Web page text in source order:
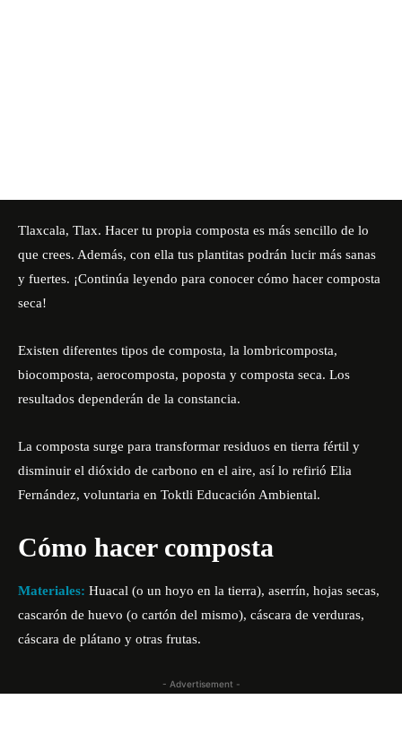
Tlaxcala, Tlax. Hacer tu propia composta es más sencillo de lo
que crees. Además, con ella tus plantitas podrán lucir más sanas
y fuertes. ¡Continúa leyendo para conocer cómo hacer composta
seca!
Existen diferentes tipos de composta, la lombricomposta,
biocomposta, aerocomposta, poposta y composta seca. Los
resultados dependerán de la constancia.
La composta surge para transformar residuos en tierra fértil y
disminuir el dióxido de carbono en el aire, así lo refirió Elia
Fernández, voluntaria en Toktli Educación Ambiental.
Cómo hacer composta
Materiales: Huacal (o un hoyo en la tierra), aserrín, hojas secas,
cascarón de huevo (o cartón del mismo), cáscara de verduras,
cáscara de plátano y otras frutas.
- Advertisement -